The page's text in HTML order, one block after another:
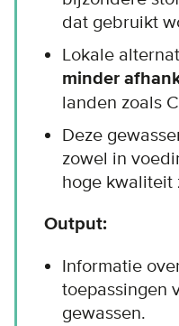
dat gebruikt
Lokale
minder
landen zoals
Deze
zowel in
hoge kwaliteit
Output:
Informatie
toepassingen
gewassen.